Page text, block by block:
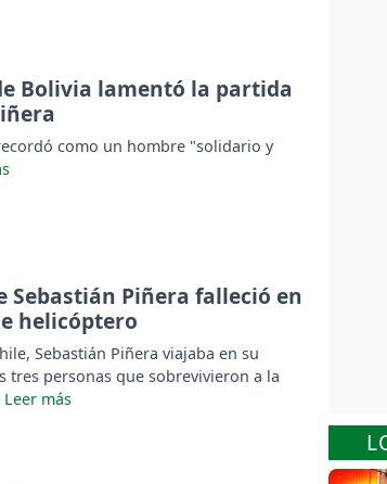
Bolivia lamentó la partida
como un hombre "solidario y
Sebastián Piñera falleció en
helicóptero
Sebastián Piñera viajaba en su
tres personas que sobrevivieron a la